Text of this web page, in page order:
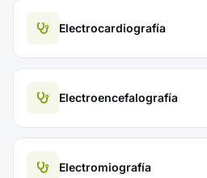
Electrocardiografía
Electroencefalografía
Electromiografía